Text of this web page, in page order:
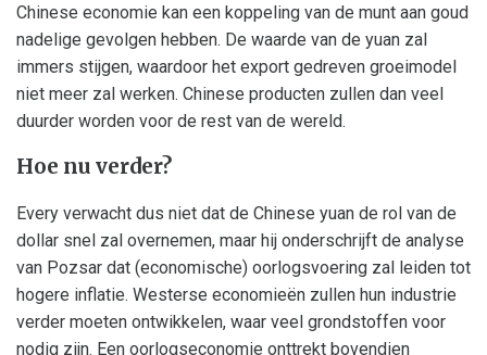
Chinese economie kan een koppeling van de munt aan goud
nadelige gevolgen hebben. De waarde van de yuan zal
immers stijgen, waardoor het export gedreven groeimodel
niet meer zal werken. Chinese producten zullen dan veel
duurder worden voor de rest van de wereld.
Hoe nu verder?
Every verwacht dus niet dat de Chinese yuan de rol van de
dollar snel zal overnemen, maar hij onderschrijft de analyse
van Pozsar dat (economische) oorlogsvoering zal leiden tot
hogere inflatie. Westerse economieën zullen hun industrie
verder moeten ontwikkelen, waar veel grondstoffen voor
nodig zijn. Een oorlogseconomie onttrekt bovendien